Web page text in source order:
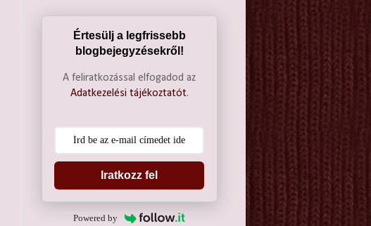
Értesülj a legfrissebb
blogbejegyzésekről!
A feliratkozással elfogadod az
Adatkezelési tájékoztatót.
Iratkozz fel
Powered by